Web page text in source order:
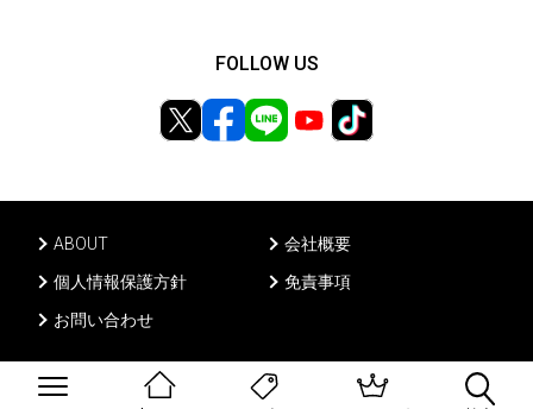
ABOUT
会社概要
個人情報保護方針
免責事項
お問い合わせ
FOLLOW US
Ⓒ PONY CANYON INC, All rights reserved.